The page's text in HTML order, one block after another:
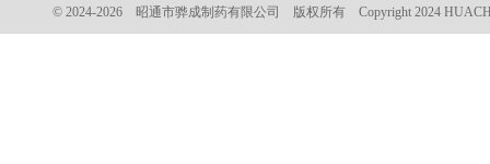
© 2024-2026 昭通市骅成制药有限公司 版权所有 Copyright 2024